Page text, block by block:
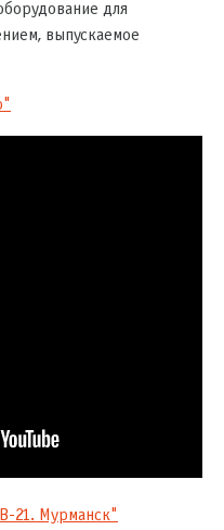
для
выпускаемое
21. Мурманск"